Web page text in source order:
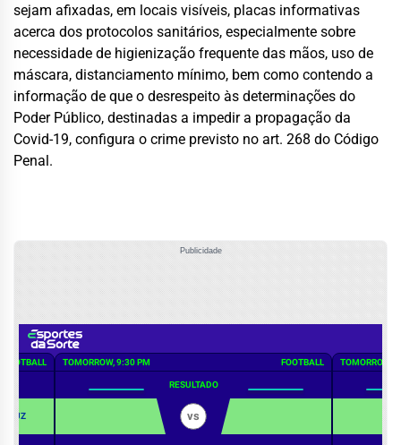
sejam afixadas, em locais visíveis, placas informativas
acerca dos protocolos sanitários, especialmente sobre
necessidade de higienização frequente das mãos, uso de
máscara, distanciamento mínimo, bem como contendo a
informação de que o desrespeito às determinações do
Poder Público, destinadas a impedir a propagação da
Covid-19, configura o crime previsto no art. 268 do Código
Penal.
Publicidade